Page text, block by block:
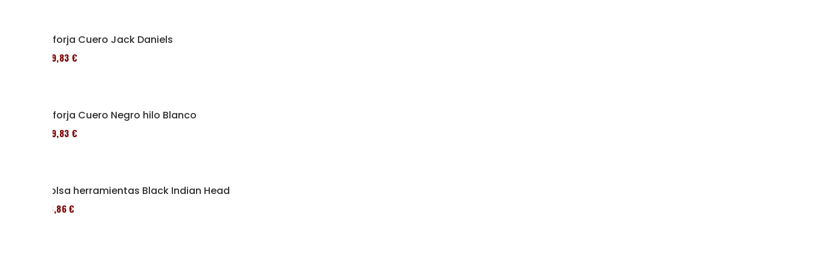
Alforja Cuero Jack Daniels
119,83 €
Alforja Cuero Negro hilo Blanco
119,83 €
Bolsa herramientas Black Indian Head
76,86 €